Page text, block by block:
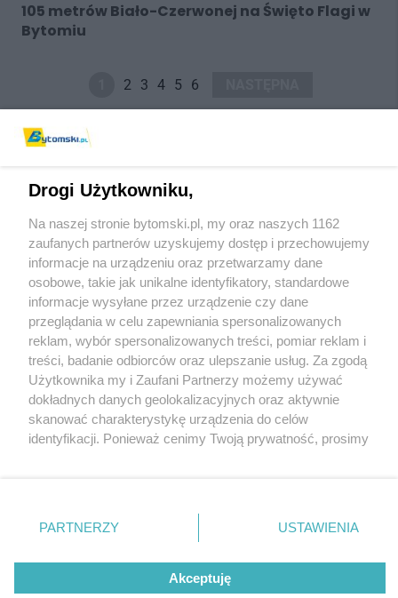
105 metrów Biało-Czerwonej na Święto Flagi w
Bytomiu
2 3 4 5 6
Wydawca mediów lokalnych
Nie zapomnij
zapoznać się z:
polityką prywatności regulamin korzystania z portali
Twojemiasto
Piekary Śląskie
Chorzów
Tarnowskie Góry
Gliwice
Skontakuj sięz nami
Kontakt
Wydawca
Pogoda
Drogi Użytkowniku,
Na naszej stronie bytomski.pl, my oraz naszych 1162
zaufanych partnerów uzyskujemy dostęp i przechowujemy
informacje na urządzeniu oraz przetwarzamy dane
osobowe, takie jak unikalne identyfikatory, standardowe
informacje wysyłane przez urządzenie czy dane
przeglądania w celu zapewniania spersonalizowanych
reklam, wybór spersonalizowanych treści, pomiar reklam i
treści, badanie odbiorców oraz ulepszanie usług. Za zgodą
Użytkownika my i Zaufani Partnerzy możemy używać
dokładnych danych geolokalizacyjnych oraz aktywnie
skanować charakterystykę urządzenia do celów
identyfikacji. Ponieważ cenimy Twoją prywatność, prosimy
prywatności znajdujący się w lewym dolnym rogu strony
. Niektóre rodzaje przetwarzania danych nie wymagają
zgody użytkownika, ale masz prawo sprzeciwić się
takiemu przetwarzaniu. Preferencje będą miały
PARTNERZY USTAWIENIA
Akceptuję